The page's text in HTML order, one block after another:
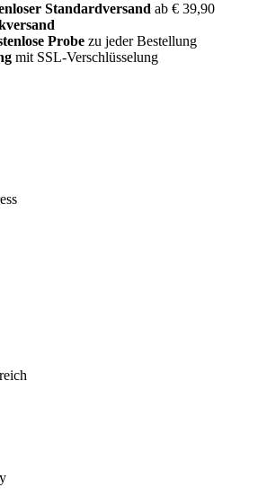
Standardversand ab € 39,90
Probe zu jeder Bestellung
mit SSL-Verschlüsselung